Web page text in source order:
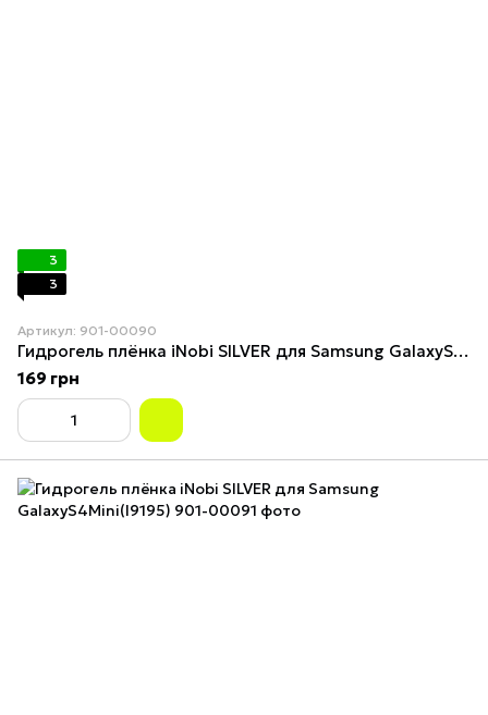
3
3
Артикул: 901-00090
Гидрогель плёнка iNobi SILVER для Samsung GalaxyS23Ultra Galaxy S23 Ultra
169 грн